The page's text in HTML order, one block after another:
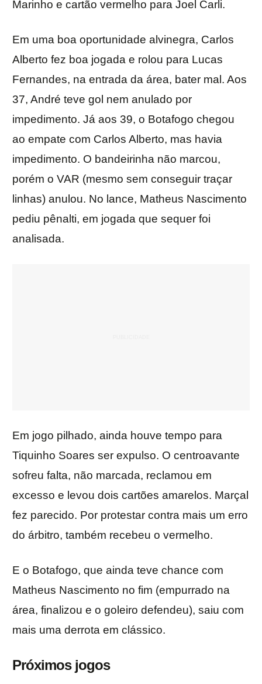
Marinho e cartão vermelho para Joel Carli.
Em uma boa oportunidade alvinegra, Carlos
Alberto fez boa jogada e rolou para Lucas
Fernandes, na entrada da área, bater mal. Aos
37, André teve gol nem anulado por
impedimento. Já aos 39, o Botafogo chegou
ao empate com Carlos Alberto, mas havia
impedimento. O bandeirinha não marcou,
porém o VAR (mesmo sem conseguir traçar
linhas) anulou. No lance, Matheus Nascimento
pediu pênalti, em jogada que sequer foi
analisada.
Em jogo pilhado, ainda houve tempo para
Tiquinho Soares ser expulso. O centroavante
sofreu falta, não marcada, reclamou em
excesso e levou dois cartões amarelos. Marçal
fez parecido. Por protestar contra mais um erro
do árbitro, também recebeu o vermelho.
E o Botafogo, que ainda teve chance com
Matheus Nascimento no fim (empurrado na
área, finalizou e o goleiro defendeu), saiu com
mais uma derrota em clássico.
Próximos jogos